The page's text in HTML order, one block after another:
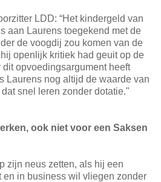
LDD: “Het kindergeld van
aan Laurens toegekend met de
de voogdij zou komen van de
openlijk kritiek had geuit op de
opvoedingsargument heeft
Laurens nog altijd de waarde van
snel leren zonder dotatie."
ook niet voor een Saksen
zijn neus zetten, als hij een
en in business wil vliegen zonder